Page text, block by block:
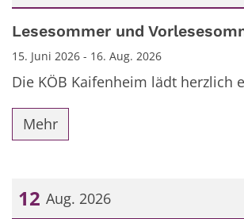
Datum: 15. Juni 2026
Lesesommer und
15. Juni 2026 - 16. Aug. 2026
Die KÖB Kaifenheim lädt herzlich
Mehr
12 Aug. 2026